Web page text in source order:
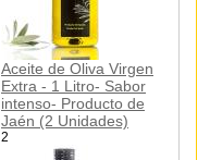
Aceite de Oliva Virgen
Extra - 1 Litro- Sabor
intenso- Producto de
Jaén (2 Unidades)
2